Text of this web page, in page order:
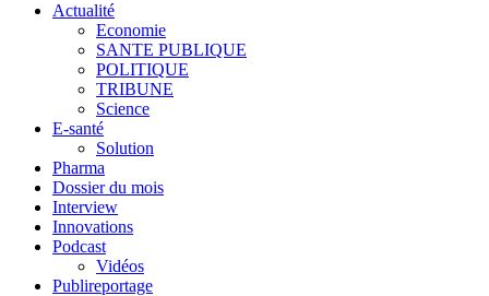
Actualité
Economie
SANTE PUBLIQUE
POLITIQUE
TRIBUNE
Science
E-santé
Solution
Pharma
Dossier du mois
Interview
Innovations
Podcast
Vidéos
Publireportage